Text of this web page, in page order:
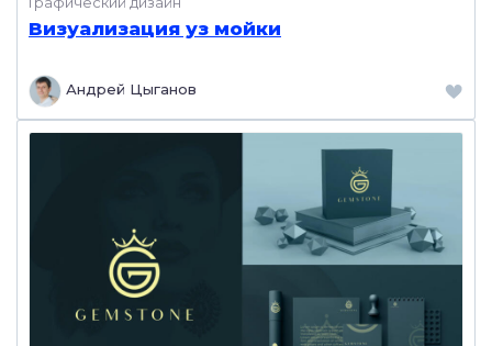
Визуализация уз мойки
Андрей Цыганов